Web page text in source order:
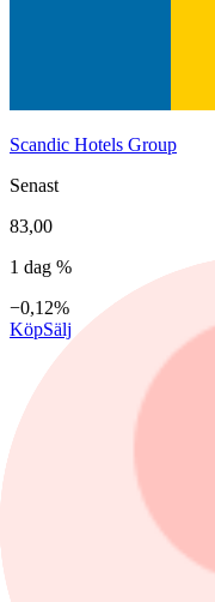
Scandic Hotels Group
Senast
83,00
1 dag %
−0,12%
KöpSälj